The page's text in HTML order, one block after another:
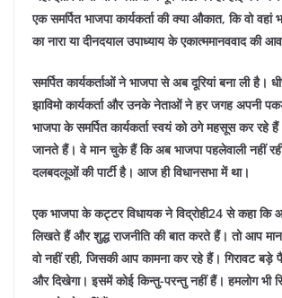
एक समर्पित भाजपा कार्यकर्ता की क्या औकात, कि वो वहां
का नारा या दीनदयाल उपाध्याय के एकात्ममानववाद की
समर्पित कार्यकर्ताओं ने भाजपा से अब दूरियां बना ली है।
झाविमो कार्यकर्ता और उनके नेताओं ने हर जगह अपनी
भाजपा के समर्पित कार्यकर्ता स्वयं को ठगे महसूस कर रहे
जानते हैं। वे मान चुके हैं कि अब भाजपा पहलेवाली नहीं
दलबदलूओं की पार्टी है। आज ही विधानसभा में था।
एक भाजपा के कट्टर विधायक ने विद्रोही24 से कहा कि
लिखते हैं और शुद्ध राजनीति की बात करते हैं। तो आप
वो नहीं रही, जिसकी आप कामना कर रहे हैं। गिरावट बड़े
और दिखेगा। इसमें कोई किन्तु-परन्तु नहीं हैं। हमलोग भी